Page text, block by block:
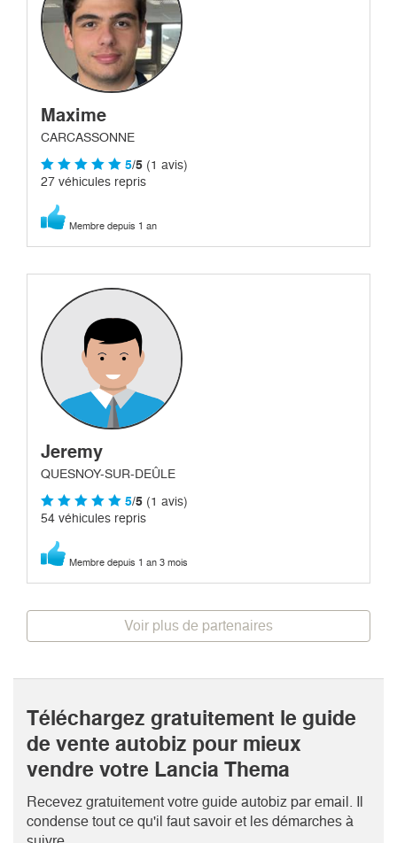
Maxime
CARCASSONNE
5/5 (1 avis)
27 véhicules repris
Membre depuis 1 an
Jeremy
QUESNOY-SUR-DEÛLE
5/5 (1 avis)
54 véhicules repris
Membre depuis 1 an 3 mois
Voir plus de partenaires
Téléchargez gratuitement le guide
de vente autobiz pour mieux
vendre votre Lancia Thema
Recevez gratuitement votre guide autobiz par email. Il
condense tout ce qu'il faut savoir et les démarches à